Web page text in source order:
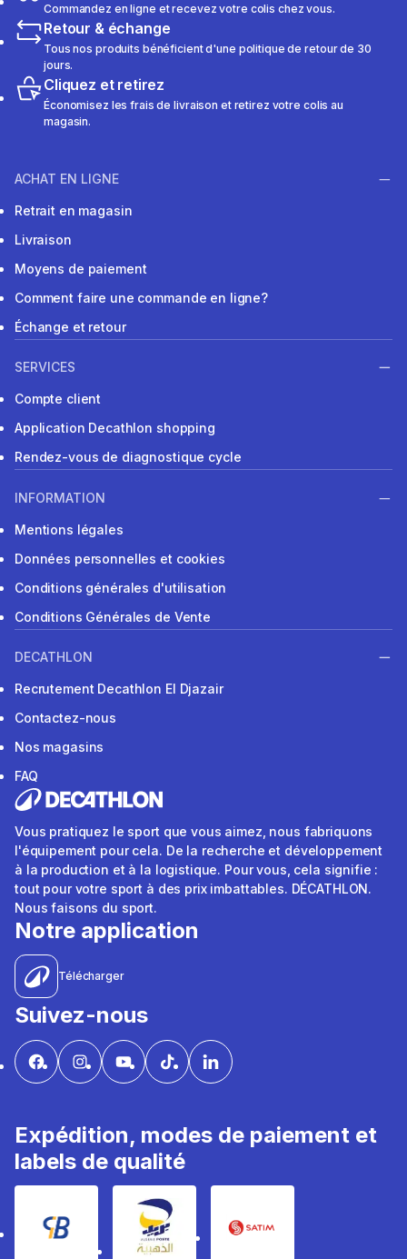
Commandez en ligne et recevez votre colis chez vous.
Retour & échange
Tous nos produits bénéficient d'une politique de retour de 30
jours.
Cliquez et retirez
Économisez les frais de livraison et retirez votre colis au
magasin.
ACHAT EN LIGNE
Retrait en magasin
Livraison
Moyens de paiement
Comment faire une commande en ligne?
Échange et retour
SERVICES
Compte client
Application Decathlon shopping
Rendez-vous de diagnostique cycle
INFORMATION
Mentions légales
Données personnelles et cookies
Conditions générales d'utilisation
Conditions Générales de Vente
DECATHLON
Recrutement Decathlon El Djazair
Contactez-nous
Nos magasins
FAQ
Vous pratiquez le sport que vous aimez, nous fabriquons
l'équipement pour cela. De la recherche et développement
à la production et à la logistique. Pour vous, cela signifie :
tout pour votre sport à des prix imbattables. DÉCATHLON.
Nous faisons du sport.
Notre application
Télécharger
Suivez-nous
Expédition, modes de paiement et
labels de qualité